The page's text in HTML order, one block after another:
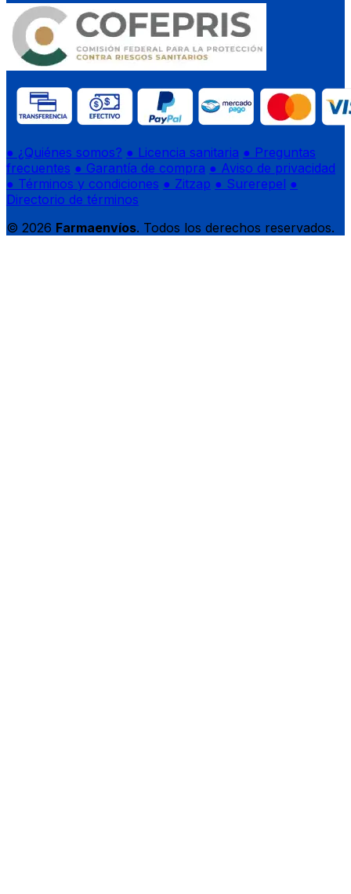
● ¿Quiénes somos? ● Licencia sanitaria ● Preguntas
frecuentes ● Garantía de compra ● Aviso de privacidad
● Términos y condiciones ● Zitzap ● Surerepel ●
Directorio de términos
© 2026 Farmaenvíos. Todos los derechos reservados.